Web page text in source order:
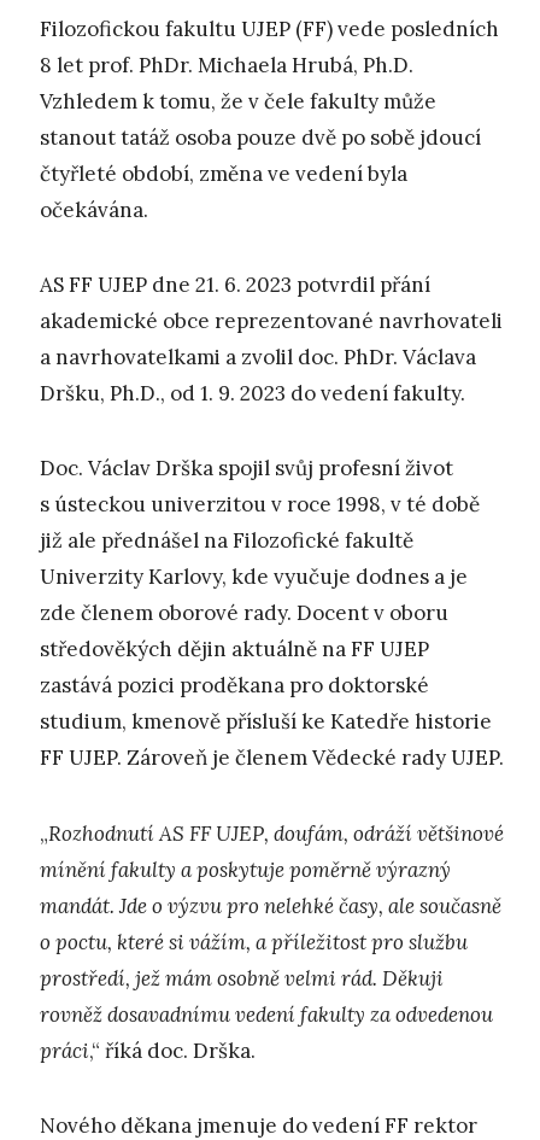
Filozofickou fakultu UJEP (FF) vede posledních
8 let prof. PhDr. Michaela Hrubá, Ph.D.
Vzhledem k tomu, že v čele fakulty může
stanout tatáž osoba pouze dvě po sobě jdoucí
čtyřleté období, změna ve vedení byla
očekávána.
AS FF UJEP dne 21. 6. 2023 potvrdil přání
akademické obce reprezentované navrhovateli
a navrhovatelkami a zvolil doc. PhDr. Václava
Dršku, Ph.D., od 1. 9. 2023 do vedení fakulty.
Doc. Václav Drška spojil svůj profesní život
s ústeckou univerzitou v roce 1998, v té době
již ale přednášel na Filozofické fakultě
Univerzity Karlovy, kde vyučuje dodnes a je
zde členem oborové rady. Docent v oboru
středověkých dějin aktuálně na FF UJEP
zastává pozici proděkana pro doktorské
studium, kmenově přísluší ke Katedře historie
FF UJEP. Zároveň je členem Vědecké rady UJEP.
„Rozhodnutí AS FF UJEP, doufám, odráží většinové
mínění fakulty a poskytuje poměrně výrazný
mandát. Jde o výzvu pro nelehké časy, ale současně
o poctu, které si vážím, a příležitost pro službu
prostředí, jež mám osobně velmi rád. Děkuji
rovněž dosavadnímu vedení fakulty za odvedenou
práci,“ říká doc. Drška.
Nového děkana jmenuje do vedení FF rektor